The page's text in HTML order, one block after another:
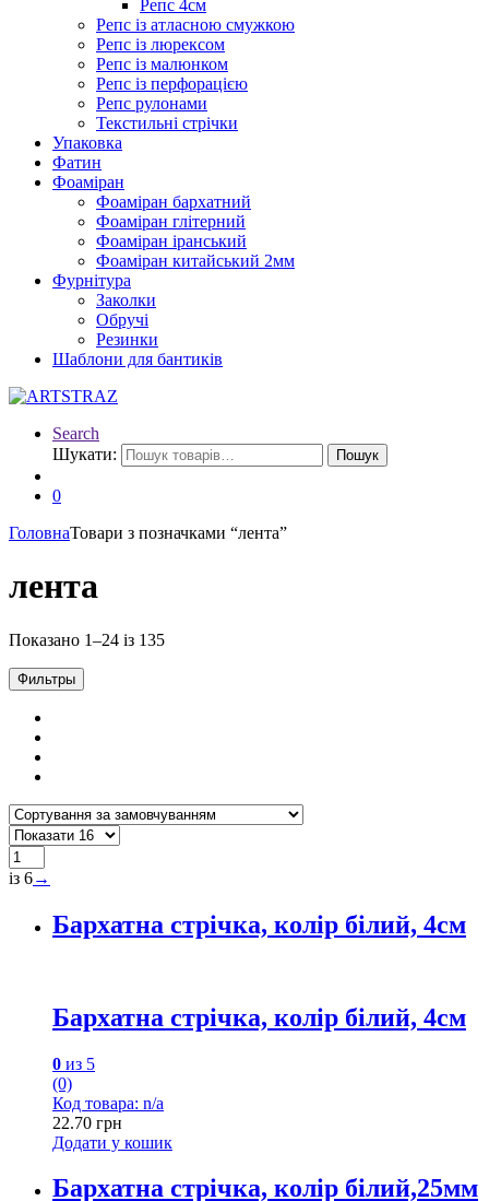
Репс 4см
Репс із атласною смужкою
Репс із люрексом
Репс із малюнком
Репс із перфорацією
Репс рулонами
Текстильні стрічки
Упаковка
Фатин
Фоаміран
Фоаміран бархатний
Фоаміран глітерний
Фоаміран іранський
Фоаміран китайський 2мм
Фурнітура
Заколки
Обручі
Резинки
Шаблони для бантиків
Search
Шукати:
Пошук
0
ГоловнаТовари з позначками “лента”
лента
Показано 1–24 із 135
Фильтры
із 6→
Бархатна стрічка, колір білий, 4см
Бархатна стрічка, колір білий, 4см
0 из 5
(0)
Код товара: n/a
22.70 грн
Додати у кошик
Бархатна стрічка, колір білий,25мм